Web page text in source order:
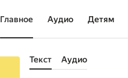
Главное Аудио Детям
Текст Аудио